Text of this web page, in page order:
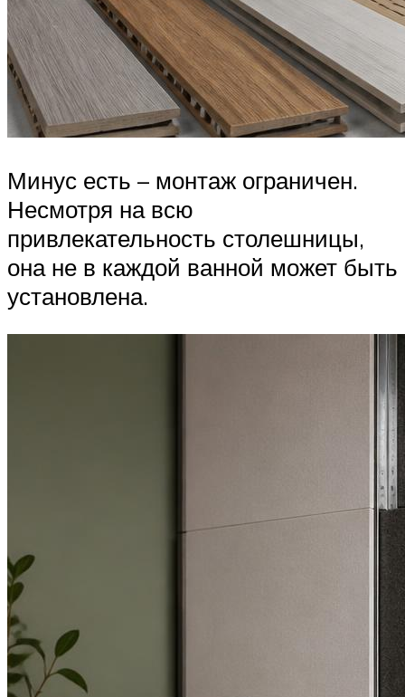
Минус есть – монтаж ограничен.
Несмотря на всю
привлекательность столешницы,
она не в каждой ванной может быть
установлена.